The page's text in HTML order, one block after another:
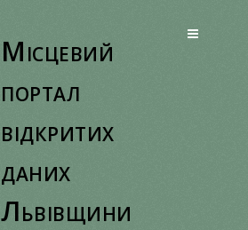
Місцевий
портал
відкритих
даних
Львівщини